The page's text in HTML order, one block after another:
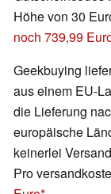
Höhe von 30
noch 739,99
Geekbuying
aus einem EU-
die Lieferung
europäische
keinerlei
Pro